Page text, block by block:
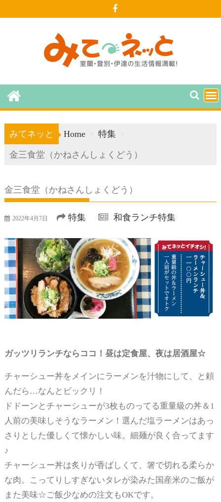
みてネッと Home 特集
金三食堂（かねさんしょくどう）
金三食堂（かねさんしょくどう）
2022年4月7日 特集 和食ランチ特集
ガッツリランチならココ！昼は定食屋、夜は居酒屋☆
チャーシュー丼をメインにラーメンを汁物にして、と頼
んだら…なんとビックリ！
ドドーンとチャーシューが3枚ものってる重量級の丼＆1
人前の美味しそうなラーメン！選んだ塩ラーメンはあっ
さりとした優しくて懐かしい味。細麺が良く合ってます
♪
チャーシュー丼は炙りが香ばしくて、箸で切れる柔らか
な肉。こってりしすぎないタレが染みた国産米のご飯が
また美味☆ご飯少なめの注文もOKです。